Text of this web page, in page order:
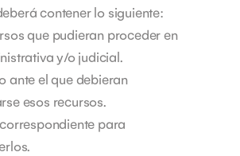
contener lo siguiente:
que pudieran proceder en
y/o judicial.
ante el que debieran
esos recursos.
para